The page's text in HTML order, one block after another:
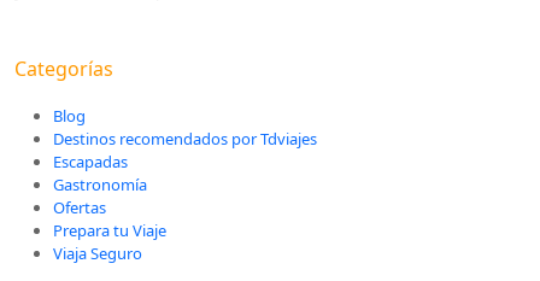
Categorías
Blog
Destinos recomendados por Tdviajes
Escapadas
Gastronomía
Ofertas
Prepara tu Viaje
Viaja Seguro